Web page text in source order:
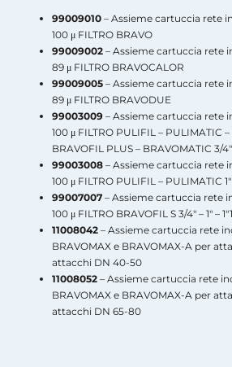
99009010 – Assieme cartuccia rete
100 μ FILTRO BRAVO
99009002 – Assieme cartuccia rete
89 μ FILTRO BRAVOCALOR
99009005– Assieme cartuccia rete
89 μ FILTRO BRAVODUE
99003009– Assieme cartuccia rete
100 μ FILTRO PULIFIL – PULIMATIC
BRAVOFIL PLUS – BRAVOMATIC 3/4″
99003008– Assieme cartuccia rete
100 μ FILTRO PULIFIL – PULIMATIC
99007007– Assieme cartuccia rete
100 μ FILTRO BRAVOFIL S 3/4″ – 1″ –
11008042– Assieme cartuccia rete
BRAVOMAX e BRAVOMAX-A per
attacchi DN 40-50
11008052– Assieme cartuccia rete
BRAVOMAX e BRAVOMAX-A per
attacchi DN 65-80